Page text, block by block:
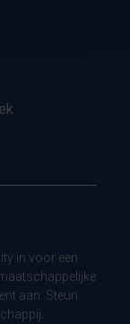
in voor een
aan. Steun